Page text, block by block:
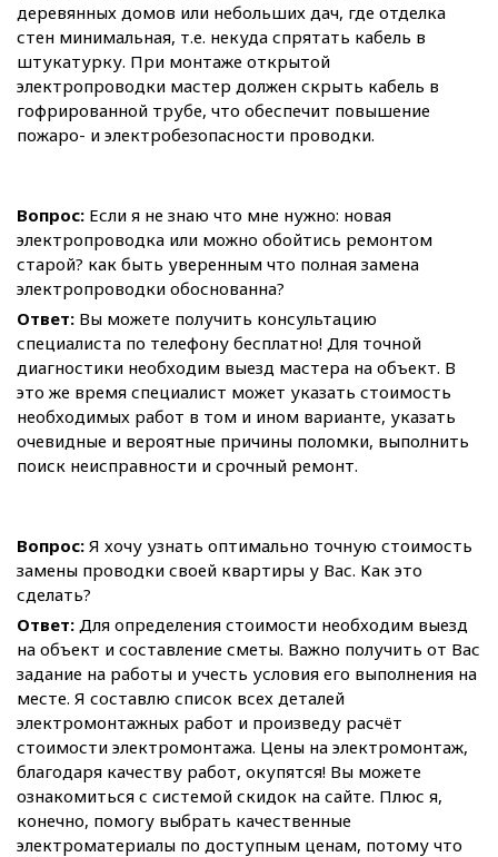
деревянных домов или небольших дач, где отделка
стен минимальная, т.е. некуда спрятать кабель в
штукатурку. При монтаже открытой
электропроводки мастер должен скрыть кабель в
гофрированной трубе, что обеспечит повышение
пожаро- и электробезопасности проводки.
Вопрос: Если я не знаю что мне нужно: новая
электропроводка или можно обойтись ремонтом
старой? как быть уверенным что полная замена
электропроводки обоснованна?
Ответ: Вы можете получить консультацию
специалиста по телефону бесплатно! Для точной
диагностики необходим выезд мастера на объект. В
это же время специалист может указать стоимость
необходимых работ в том и ином варианте, указать
очевидные и вероятные причины поломки, выполнить
поиск неисправности и срочный ремонт.
Вопрос: Я хочу узнать оптимально точную стоимость
замены проводки своей квартиры у Вас. Как это
сделать?
Ответ: Для определения стоимости необходим выезд
на объект и составление сметы. Важно получить от Вас
задание на работы и учесть условия его выполнения на
месте. Я составлю список всех деталей
электромонтажных работ и произведу расчёт
стоимости электромонтажа. Цены на электромонтаж,
благодаря качеству работ, окупятся! Вы можете
ознакомиться с системой скидок на сайте. Плюс я,
конечно, помогу выбрать качественные
электроматериалы по доступным ценам, потому что